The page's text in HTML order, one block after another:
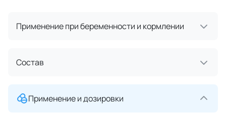
Применение при беременности и кормлении
Состав
Применение и дозировки